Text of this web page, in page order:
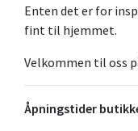
Enten det er for
fint til hjemmet.
Velkommen til oss
Åpningstider